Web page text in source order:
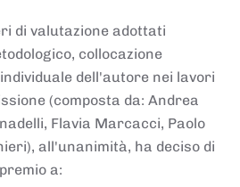
di valutazione adottati
collocazione
dell'autore nei lavori
(composta da: Andrea
Flavia Marcacci, Paolo
all'unanimità, ha deciso di
a: